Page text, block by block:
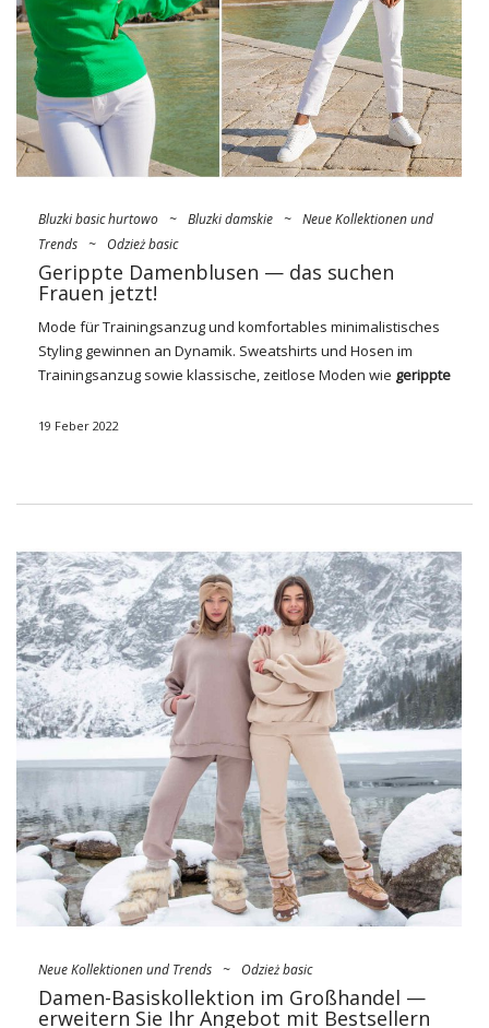
Bluzki basic hurtowo ~ Bluzki damskie ~ Neue Kollektionen und
Trends ~ Odzież basic
Gerippte Damenblusen — das suchen
Frauen jetzt!
Mode für Trainingsanzug und komfortables minimalistisches
Styling gewinnen an Dynamik. Sweatshirts und Hosen im
Trainingsanzug sowie klassische, zeitlose Moden wie gerippte
Einfachheit wieder geliebt und möchten sie sowohl im
Sie darauf, welche Bandblusen Sie vom Großhändler bis zum
Laden kaufen können, um das Interesse der Kunden zu
wecken und in Mode zu kommen!
Fashion on Basic — die Stärke des
Stils liegt in der Einfachheit!
Ab heute ist …
19 Feber 2022
Neue Kollektionen und Trends ~ Odzież basic
Damen-Basiskollektion im Großhandel —
erweitern Sie Ihr Angebot mit Bestsellern